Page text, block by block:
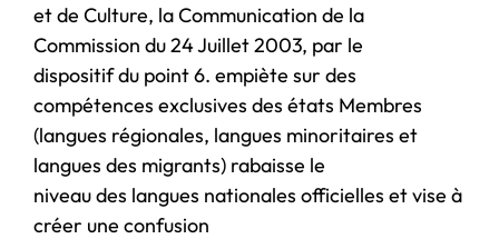
et de Culture, la Communication de la
Commission du 24 Juillet 2003, par le
dispositif du point 6. empiète sur des
compétences exclusives des états Membres
(langues régionales, langues minoritaires et
langues des migrants) rabaisse le
niveau des langues nationales officielles et vise à
créer une confusion